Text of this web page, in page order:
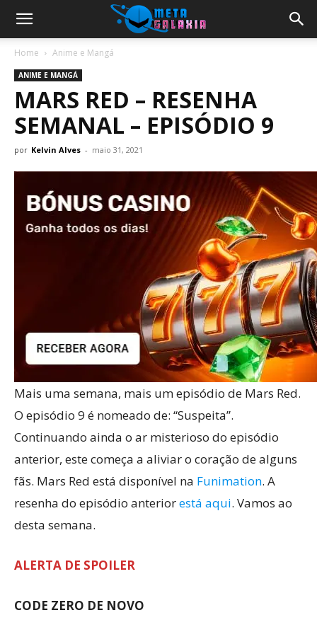
Home Anime e Mangá
ANIME E MANGÁ
MARS RED – RESENHA
SEMANAL – EPISÓDIO 9
por Kelvin Alves - maio 31, 2021
Mais uma semana, mais um episódio de Mars Red.
O episódio 9 é nomeado de: “Suspeita”.
Continuando ainda o ar misterioso do episódio
anterior, este começa a aliviar o coração de alguns
fãs. Mars Red está disponível na Funimation. A
resenha do episódio anteriorestá aqui. Vamos ao
desta semana.
ALERTA DE SPOILER
CODE ZERO DE NOVO